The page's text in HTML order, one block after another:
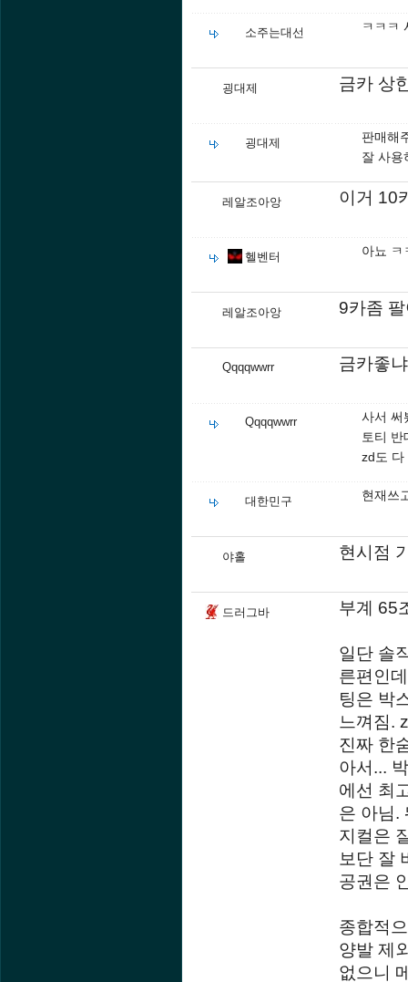
소주는대선 ㅋㅋㅋ
굉대제 금카 상
굉대제
판매해
잘 사용
레알조아앙 이거 10
헬벤터 아뇨 ㅋ
레알조아앙 9카좀
Qqqqwwrr 금카좋
Qqqqwwrr
사서 써
토티
zd도 다
대한민구 현재쓰
야홀 현시점
드러그바 부계 65
일단 솔
른편인
팅은 박
느껴짐.
진짜 한
아서...
에선 최
은 아님.
지컬은
보단 잘
공권은
종합적
양발 제
없으니